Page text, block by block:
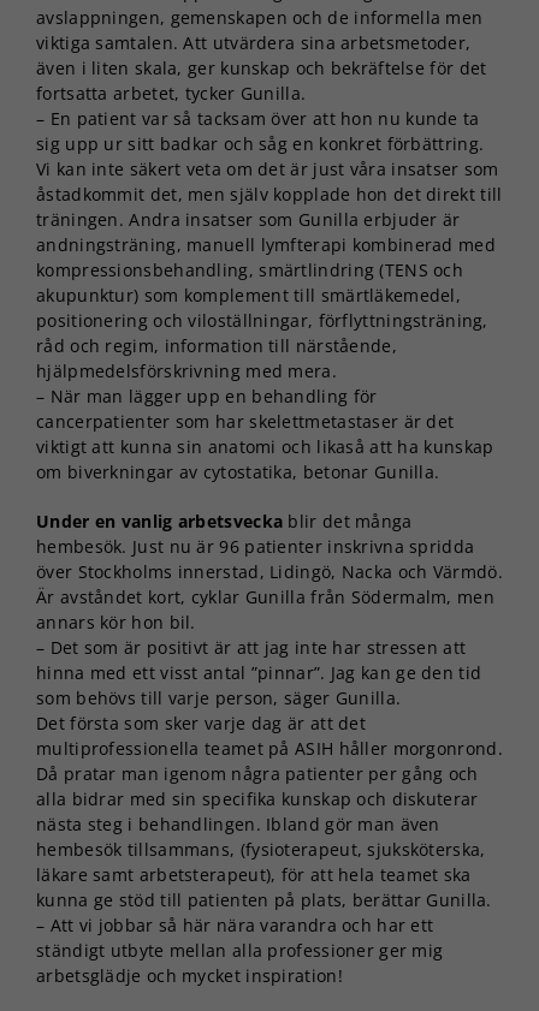
avslappningen, gemenskapen och de informella men
viktiga samtalen. Att utvärdera sina arbetsmetoder,
även i liten skala, ger kunskap och bekräftelse för det
fortsatta arbetet, tycker Gunilla.
– En patient var så tacksam över att hon nu kunde ta
sig upp ur sitt badkar och såg en konkret förbättring.
Vi kan inte säkert veta om det är just våra insatser som
åstadkommit det, men själv kopplade hon det direkt till
träningen. Andra insatser som Gunilla erbjuder är
andningsträning, manuell lymfterapi kombinerad med
kompressionsbehandling, smärtlindring (TENS och
akupunktur) som komplement till smärtläkemedel,
positionering och viloställningar, förflyttningsträning,
råd och regim, information till närstående,
hjälpmedelsförskrivning med mera.
– När man lägger upp en behandling för
cancerpatienter som har skelettmetastaser är det
viktigt att kunna sin anatomi och likaså att ha kunskap
om biverkningar av cytostatika, betonar Gunilla.
Under en vanlig arbetsvecka blir det många
hembesök. Just nu är 96 patienter inskrivna spridda
över Stockholms innerstad, Lidingö, Nacka och Värmdö.
Är avståndet kort, cyklar Gunilla från Södermalm, men
annars kör hon bil.
– Det som är positivt är att jag inte har stressen att
hinna med ett visst antal ”pinnar”. Jag kan ge den tid
som behövs till varje person, säger Gunilla.
Det första som sker varje dag är att det
multiprofessionella teamet på ASIH håller morgonrond.
Då pratar man igenom några patienter per gång och
alla bidrar med sin specifika kunskap och diskuterar
nästa steg i behandlingen. Ibland gör man även
hembesök tillsammans, (fysioterapeut, sjuksköterska,
läkare samt arbetsterapeut), för att hela teamet ska
kunna ge stöd till patienten på plats, berättar Gunilla.
– Att vi jobbar så här nära varandra och har ett
ständigt utbyte mellan alla professioner ger mig
arbetsglädje och mycket inspiration!